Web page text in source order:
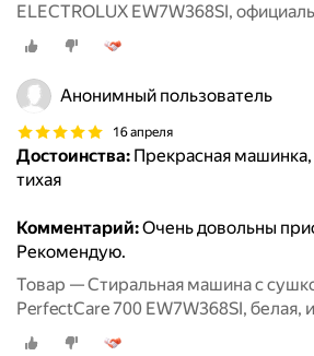
ELECTROLUX EW7W368SI,
Анонимный пользователь
16 апреля
Достоинства: Прекрасная машинка,
тихая
Комментарий:Очень довольны
Рекомендую.
Товар — Стиральная машина с
PerfectCare 700 EW7W368SI, белая,
загрузка - 8/4 кг